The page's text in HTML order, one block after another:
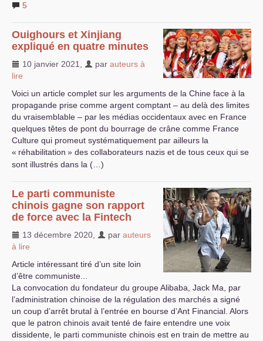
5
Ouighours et Xinjiang
expliqué en quatre minutes
10 janvier 2021 par auteurs à
lire
Voici un article complet sur les arguments de la Chine face à la
propagande prise comme argent comptant – au delà des limites
du vraisemblable – par les médias occidentaux avec en France
quelques têtes de pont du bourrage de crâne comme France
Culture qui promeut systématiquement par ailleurs la
« réhabilitation » des collaborateurs nazis et de tous ceux qui se
sont illustrés dans la (…)
Le parti communiste
chinois gagne son rapport
de force avec la Fintech
13 décembre 2020 par auteurs
à lire
Article intéressant tiré d’un site loin
d’être communiste...
La convocation du fondateur du groupe Alibaba, Jack Ma, par
l’administration chinoise de la régulation des marchés a signé
un coup d’arrêt brutal à l’entrée en bourse d’Ant Financial. Alors
que le patron chinois avait tenté de faire entendre une voix
dissidente, le parti communiste chinois est en train de mettre au